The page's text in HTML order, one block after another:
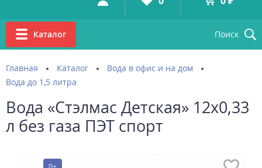
Каталог Поиск
Главная Каталог
Вода в офис и на дом
Вода до 1,5 литра
Вода «Стэлмас Детская» 12х0,33
л без газа ПЭТ спорт